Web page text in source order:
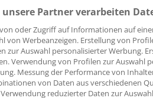
Agentur Ananova berichtet.
klagte:
in die Wohnung zu
M. muss nun 600 Euro an
den sie durch sein Tun
Ehe bedeutet, blieb im
Partner verarbeiten
oder Zugriff auf Informationen auf
von Werbeanzeigen. Erstellung von
zur Auswahl personalisierter Werbung.
Verwendung von Profilen zur Auswahl
Messung der Performance von
von Daten aus verschiedenen
reduzierter Daten zur